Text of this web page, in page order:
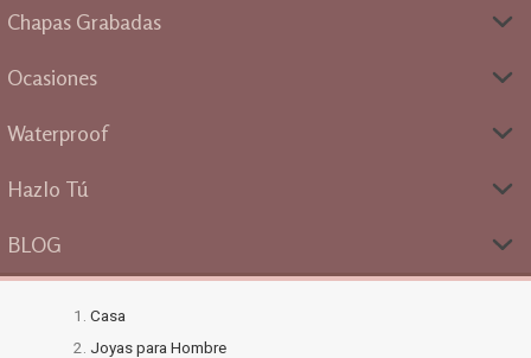
Chapas Grabadas
Ocasiones
Waterproof
Hazlo Tú
BLOG
Casa
Joyas para Hombre